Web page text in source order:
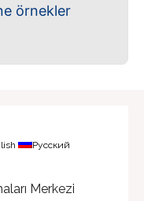
örnekler
Русский
Merkezi